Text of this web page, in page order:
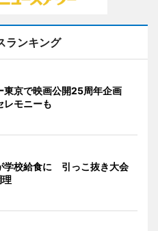
ランキング
東京で映画公開25周年企画
レモニーも
学校給食に 引っこ抜き大会